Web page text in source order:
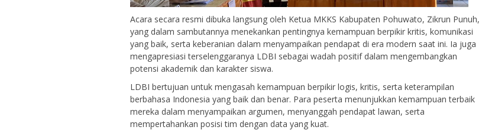
Acara secara resmi dibuka langsung oleh Ketua MKKS Kabupaten Pohuwato, Zikrun Punuh,
yang dalam sambutannya menekankan pentingnya kemampuan berpikir kritis, komunikasi
yang baik, serta keberanian dalam menyampaikan pendapat di era modern saat ini. Ia juga
mengapresiasi terselenggaranya LDBI sebagai wadah positif dalam mengembangkan
potensi akademik dan karakter siswa.
LDBI bertujuan untuk mengasah kemampuan berpikir logis, kritis, serta keterampilan
berbahasa Indonesia yang baik dan benar. Para peserta menunjukkan kemampuan terbaik
mereka dalam menyampaikan argumen, menyanggah pendapat lawan, serta
mempertahankan posisi tim dengan data yang kuat.